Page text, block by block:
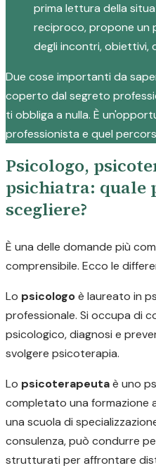
prima lettura della
reciproco, propone un
degli incontri, obiettivi,
Due cose importanti da
coperto dal segreto
ti obbliga a nulla. È
professionista e quel
Psicologo,
psichiatra: quale
scegliere?
È una delle domande più
comprensibile. Ecco le
Lo psicologoè laureato in
professionale. Si occupa di
psicologico, diagnosi e
svolgere psicoterapia.
Lo psicoterapeutaè uno
completato una formazione
una scuola di
consulenza, può condurre
strutturati per affrontare